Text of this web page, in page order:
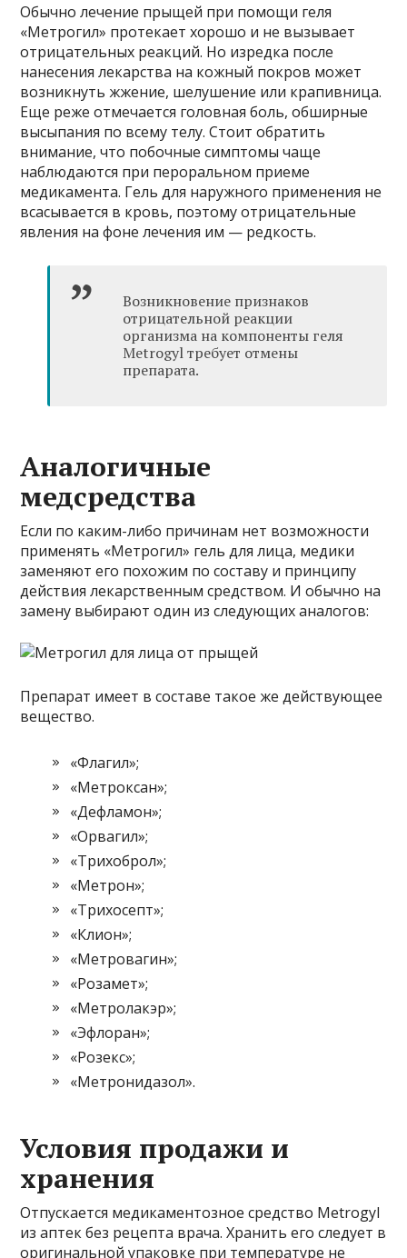
Обычно лечение прыщей при помощи геля
«Метрогил» протекает хорошо и не вызывает
отрицательных реакций. Но изредка после
нанесения лекарства на кожный покров может
возникнуть жжение, шелушение или крапивница.
Еще реже отмечается головная боль, обширные
высыпания по всему телу. Стоит обратить
внимание, что побочные симптомы чаще
наблюдаются при пероральном приеме
медикамента. Гель для наружного применения не
всасывается в кровь, поэтому отрицательные
явления на фоне лечения им — редкость.
Возникновение признаков
отрицательной реакции
организма на компоненты геля
Metrogyl требует отмены
препарата.
Аналогичные
медсредства
Если по каким-либо причинам нет возможности
применять «Метрогил» гель для лица, медики
заменяют его похожим по составу и принципу
действия лекарственным средством. И обычно на
замену выбирают один из следующих аналогов:
Препарат имеет в составе такое же действующее
вещество.
«Флагил»;
«Метроксан»;
«Дефламон»;
«Орвагил»;
«Трихоброл»;
«Метрон»;
«Трихосепт»;
«Клион»;
«Метровагин»;
«Розамет»;
«Метролакэр»;
«Эфлоран»;
«Розекс»;
«Метронидазол».
Условия продажи и
хранения
Отпускается медикаментозное средство Metrogyl
из аптек без рецепта врача. Хранить его следует в
оригинальной упаковке при температуре не